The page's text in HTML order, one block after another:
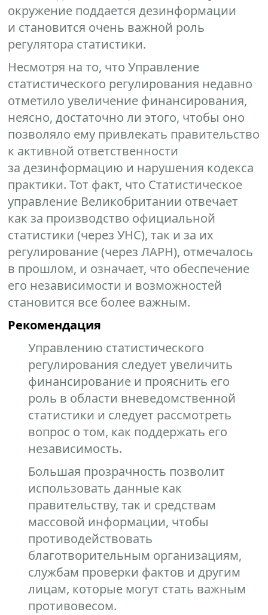
окружение поддается дезинформации
и становится очень важной роль
регулятора статистики.
Несмотря на то, что Управление
статистического регулирования недавно
отметило увеличение финансирования,
неясно, достаточно ли этого, чтобы оно
позволяло ему привлекать правительство
к активной ответственности
за дезинформацию и нарушения кодекса
практики. Тот факт, что Статистическое
управление Великобритании отвечает
как за производство официальной
статистики (через УНС), так и за их
регулирование (через ЛАРН), отмечалось
в прошлом, и означает, что обеспечение
его независимости и возможностей
становится все более важным.
Рекомендация
Управлению статистического
регулирования следует увеличить
финансирование и прояснить его
роль в области вневедомственной
статистики и следует рассмотреть
вопрос о том, как поддержать его
независимость.
Большая прозрачность позволит
использовать данные как
правительству, так и средствам
массовой информации, чтобы
противодействовать
благотворительным организациям,
службам проверки фактов и другим
лицам, которые могут стать важным
противовесом.